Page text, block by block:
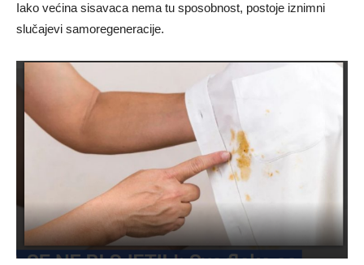
Iako većina sisavaca nema tu sposobnost, postoje iznimni
slučajevi samoregeneracije.